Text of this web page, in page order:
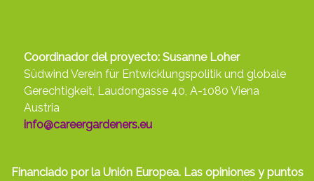
Coordinador del proyecto: Susanne Loher
Südwind Verein für Entwicklungspolitik und globale
Gerechtigkeit, Laudongasse 40, A-1080 Viena
Austria
info@careergardeners.eu
Financiado por la Unión Europea. Las opiniones y puntos